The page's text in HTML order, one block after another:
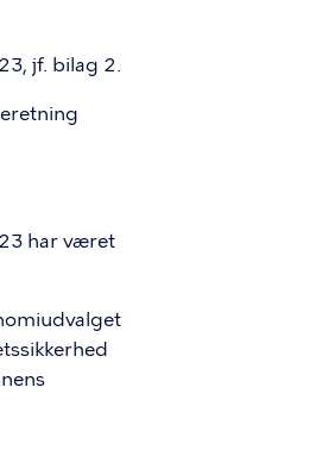
jf. bilag 2.
har været